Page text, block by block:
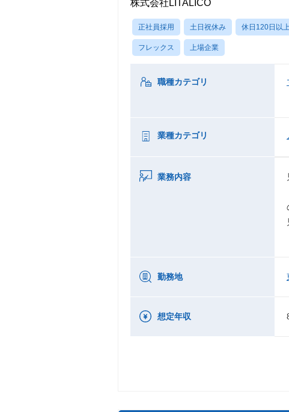
株式会社LITALICO
正社員採用 土日祝休み 休日120日以上
フレックス 上場企業
職種カテゴリ
業種カテゴリ
業務内容
勤務地
想定年収